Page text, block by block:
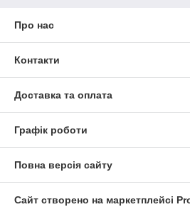
Про нас
Контакти
Доставка та оплата
Графік роботи
Повна версія сайту
Сайт створено на маркетплейсі